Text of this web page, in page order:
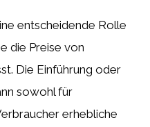
entscheidende Rolle
die Preise von
Die Einführung oder
sowohl für
erhebliche